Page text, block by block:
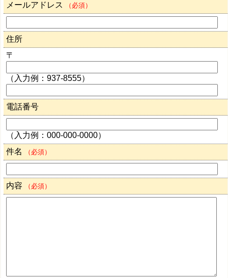
メールアドレス （必須）
住所
〒
（入力例：937-8555）
電話番号
（入力例：000-000-0000）
件名
（必須）
内容 （必須）